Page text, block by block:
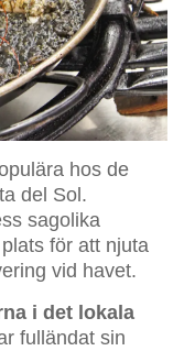
hos de
del Sol.
sagolika
för att njuta
vid havet.
i det lokala
fulländat sin